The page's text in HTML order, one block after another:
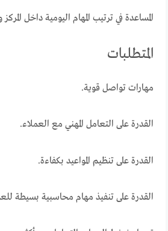
المساعدة في ترتيب المهام اليومية داخل
المتطلبات
مهارات تواصل قوية.
القدرة على التعامل المهني مع العملاء.
القدرة على تنظيم المواعيد بكفاءة.
القدرة على تنفيذ مهام محاسبية بسيطة